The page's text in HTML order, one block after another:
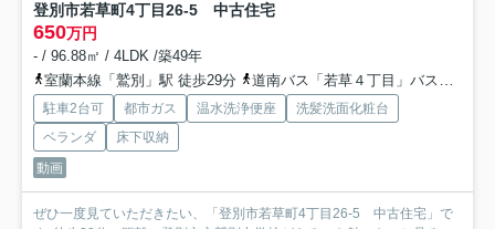
登別市若草町4丁目26-5 中古住宅
650万円
- / 96.88㎡ / 4LDK /築49年
室蘭本線「鷲別」駅 徒歩29分
道南バス「若草４丁目」バス停下車 徒歩3分
駐車2台可 都市ガス 温水洗浄便座
洗髪洗面化粧台
ベランダ
床下収納
動画
ぜひ一度見ていただきたい、「登別市若草町4丁目26-5 中古住宅」で